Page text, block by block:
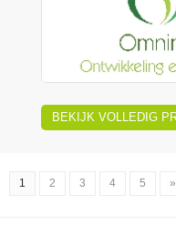
BEKIJK VOLLEDIG
1 2 3 4 5 »